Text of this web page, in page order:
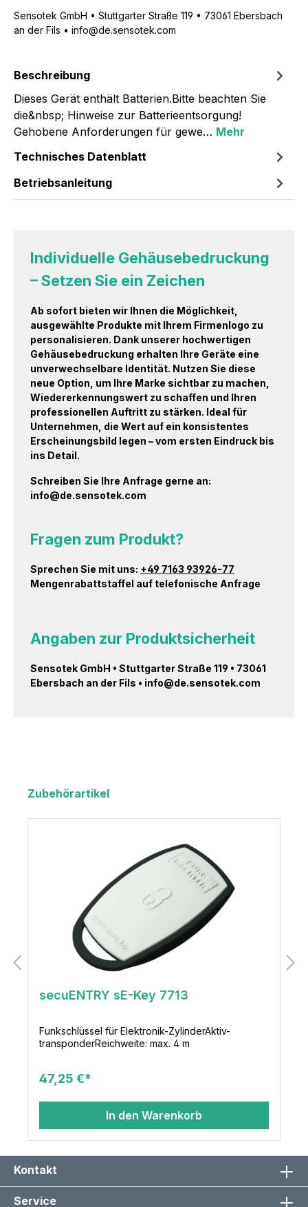
Sensotek GmbH • Stuttgarter Straße 119 • 73061 Ebersbach
an der Fils • info@de.sensotek.com
Beschreibung
Dieses Gerät enthält Batterien.Bitte beachten Sie
die&nbsp; Hinweise zur Batterieentsorgung!
Gehobene Anforderungen für gewe… Mehr
Technisches Datenblatt
Betriebsanleitung
Individuelle Gehäusebedruckung
– Setzen Sie ein Zeichen
Ab sofort bieten wir Ihnen die Möglichkeit,
ausgewählte Produkte mit Ihrem Firmenlogo zu
personalisieren. Dank unserer hochwertigen
Gehäusebedruckung erhalten Ihre Geräte eine
unverwechselbare Identität. Nutzen Sie diese
neue Option, um Ihre Marke sichtbar zu machen,
Wiedererkennungswert zu schaffen und Ihren
professionellen Auftritt zu stärken. Ideal für
Unternehmen, die Wert auf ein konsistentes
Erscheinungsbild legen – vom ersten Eindruck bis
ins Detail.
Schreiben Sie Ihre Anfrage gerne an:
info@de.sensotek.com
Fragen zum Produkt?
Sprechen Sie mit uns: +49 7163 93926-77
Mengenrabattstaffel auf telefonische Anfrage
Angaben zur Produktsicherheit
Sensotek GmbH • Stuttgarter Straße 119 • 73061
Ebersbach an der Fils • info@de.sensotek.com
Zubehörartikel
secuENTRY sE-Key 7713
Funkschlüssel für Elektronik-ZylinderAktiv-
transponderReichweite: max. 4 m
47,25 €*
In den Warenkorb
Kontakt
Service